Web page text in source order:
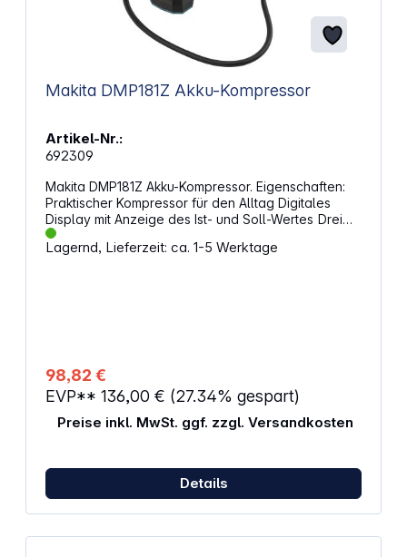
Makita DMP181Z Akku-Kompressor
Artikel-Nr.:
692309
Makita DMP181Z Akku-Kompressor. Eigenschaften:
Praktischer Kompressor für den Alltag Digitales
Display mit Anzeige des Ist- und Soll-Wertes Drei
Geschwindigkeitsstufen Maximaler Druck von 11,1
bar Luftfördermenge: 22 l / min Inkl.
Lagernd, Lieferzeit: ca. 1-5 Werktage
98,82 €
EVP** 136,00 € (27.34% gespart)
Preise inkl. MwSt. ggf. zzgl. Versandkosten
Details